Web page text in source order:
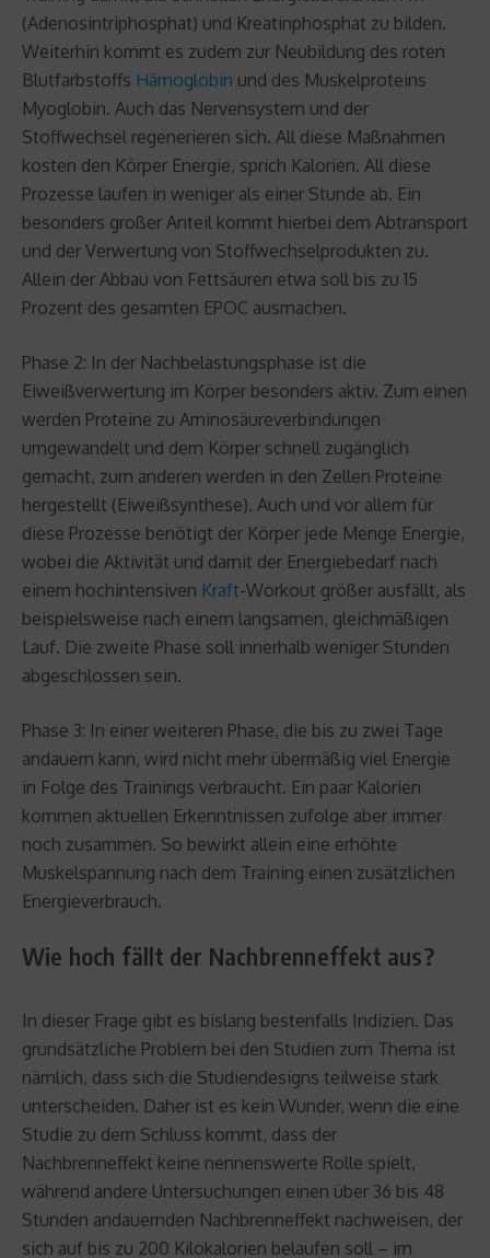
(Adenosintriphosphat) und Kreatinphosphat zu bilden.
Weiterhin kommt es zudem zur Neubildung des roten
Blutfarbstoffs Hämoglobin und des Muskelproteins
Myoglobin. Auch das Nervensystem und der
Stoffwechsel regenerieren sich. All diese Maßnahmen
kosten den Körper Energie, sprich Kalorien. All diese
Prozesse laufen in weniger als einer Stunde ab. Ein
besonders großer Anteil kommt hierbei dem Abtransport
und der Verwertung von Stoffwechselprodukten zu.
Allein der Abbau von Fettsäuren etwa soll bis zu 15
Prozent des gesamten EPOC ausmachen.
Phase 2: In der Nachbelastungsphase ist die
Eiweißverwertung im Körper besonders aktiv. Zum einen
werden Proteine zu Aminosäureverbindungen
umgewandelt und dem Körper schnell zugänglich
gemacht, zum anderen werden in den Zellen Proteine
hergestellt (Eiweißsynthese). Auch und vor allem für
diese Prozesse benötigt der Körper jede Menge Energie,
wobei die Aktivität und damit der Energiebedarf nach
einem hochintensiven Kraft-Workout größer ausfällt, als
beispielsweise nach einem langsamen, gleichmäßigen
Lauf. Die zweite Phase soll innerhalb weniger Stunden
abgeschlossen sein.
Phase 3: In einer weiteren Phase, die bis zu zwei Tage
andauern kann, wird nicht mehr übermäßig viel Energie
in Folge des Trainings verbraucht. Ein paar Kalorien
kommen aktuellen Erkenntnissen zufolge aber immer
noch zusammen. So bewirkt allein eine erhöhte
Muskelspannung nach dem Training einen zusätzlichen
Energieverbrauch.
Wie hoch fällt der Nachbrenneffekt aus?
In dieser Frage gibt es bislang bestenfalls Indizien. Das
grundsätzliche Problem bei den Studien zum Thema ist
nämlich, dass sich die Studiendesigns teilweise stark
unterscheiden. Daher ist es kein Wunder, wenn die eine
Studie zu dem Schluss kommt, dass der
Nachbrenneffekt keine nennenswerte Rolle spielt,
während andere Untersuchungen einen über 36 bis 48
Stunden andauernden Nachbrenneffekt nachweisen, der
sich auf bis zu 200 Kilokalorien belaufen soll – im